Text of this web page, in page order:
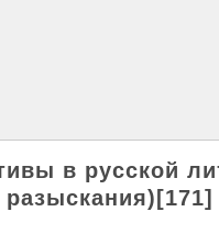
в русской